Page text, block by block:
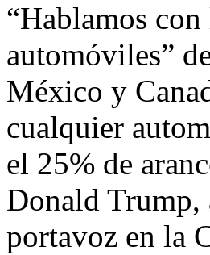
“Hablamos
automóviles”
México y
cualquier
el 25% de
Donald Trump,
portavoz en la